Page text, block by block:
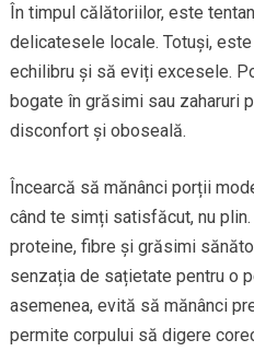
În timpul călătoriilor, este
delicatesele locale. Totuși,
echilibru și să eviți excesele.
bogate în grăsimi sau zaharuri
disconfort și oboseală.
Încearcă să mănânci porții
când te simți satisfăcut, nu
proteine, fibre și grăsimi
senzația de sațietate pentru o
asemenea, evită să mănânci
permite corpului să digere